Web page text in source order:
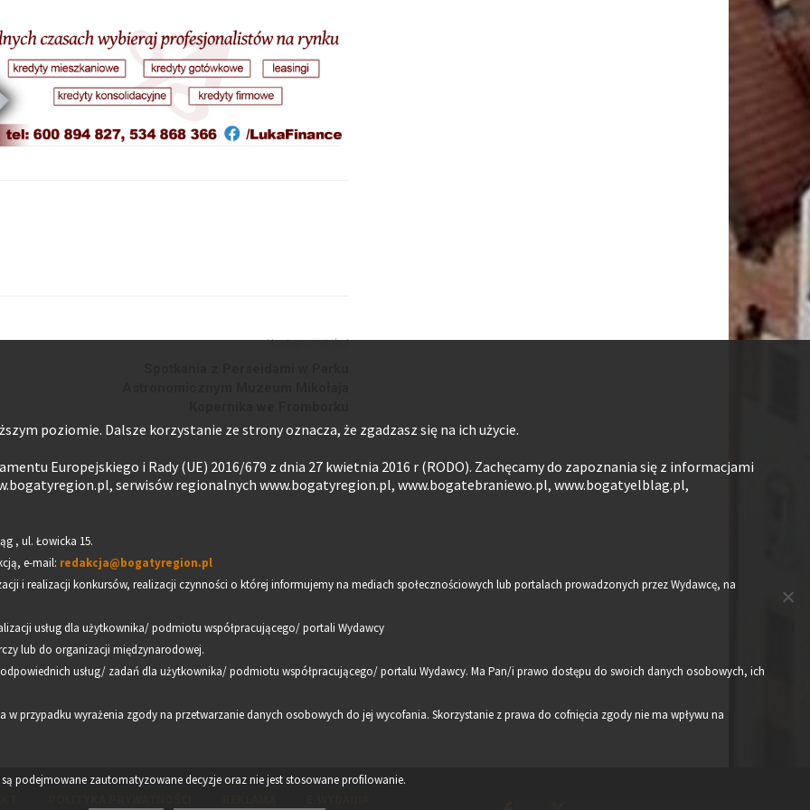
Następny artykuł
poziomie. Dalsze korzystanie ze strony oznacza, że zgadzasz się na ich użycie.
Europejskiego i Rady (UE) 2016/679 z dnia 27 kwietnia 2016 r (RODO). Zachęcamy do zapoznania się z informacjami
serwisów regionalnych www.bogatyregion.pl, www.bogatebraniewo.pl, www.bogatyelblag.pl,
, ul. Łowicka 15.
e-mail: redakcja@bogatyregion.pl
i realizacji konkursów, realizacji czynności o której informujemy na mediach społecznościowych lub portalach prowadzonych przez Wydawcę, na
usług dla użytkownika/ podmiotu współpracującego/ portali Wydawcy
lub do organizacji międzynarodowej.
usług/ zadań dla użytkownika/ podmiotu współpracującego/ portalu Wydawcy. Ma Pan/i prawo dostępu do swoich danych osobowych, ich
przypadku wyrażenia zgody na przetwarzanie danych osobowych do jej wycofania. Skorzystanie z prawa do cofnięcia zgody nie ma wpływu na
podejmowane zautomatyzowane decyzje oraz nie jest stosowane profilowanie.